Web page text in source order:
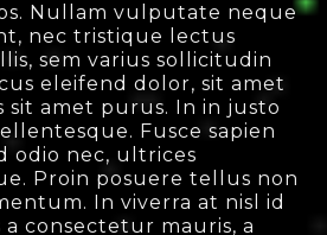
Nullam vulputate neque
nec tristique lectus
sem varius sollicitudin
eleifend dolor, sit amet
sit amet purus. In in justo
Fusce sapien
odio nec, ultrices
Proin posuere tellus non
In viverra at nisl id
consectetur mauris, a